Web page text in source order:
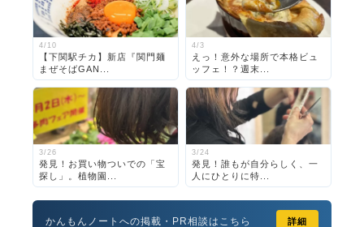
4/10
【下関駅チカ】新店『関門麺
まぜそばGAN...
4/3
えっ！意外な場所で本格ビュ
ッフェ！？週末...
3/26
発見！お買い物ついでの「宝
探し」。植物園...
3/24
発見！誰もが自分らしく、一
人にひとりに特...
かんもんノートへの掲載・PR相談はこちら 詳細